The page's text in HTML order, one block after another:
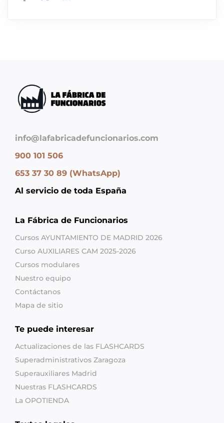
info@lafabricadefuncionarios.com
900 101 506
653 37 30 89 (WhatsApp)
Al servicio de toda España
La Fábrica de Funcionarios
Cursos AYUNTAMIENTO DE MADRID 2026
Curso AUXILIARES CAM 2025-2026
Cursos modulares
Nuestro equipo
Contáctanos
Mapa de sitio
Te puede interesar
Actualizaciones de las FLASHCARDS
Superadministrativos Zaragoza
Superauxiliares Madrid
Nuestras FLASHCARDS
La OPOTIENDA